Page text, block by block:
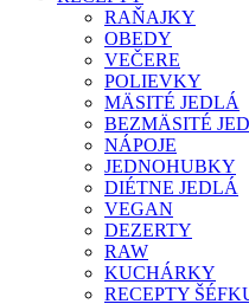
RAŇAJKY
OBEDY
VEČERE
POLIEVKY
MÄSITÉ JEDLÁ
BEZMÄSITÉ
NÁPOJE
JEDNOHUBKY
DIÉTNE JEDLÁ
VEGAN
DEZERTY
RAW
KUCHÁRKY
RECEPTY